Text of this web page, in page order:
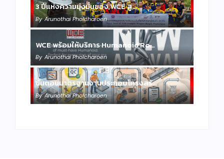
3 ปีแห่งความมุ่งมั่นของ WCE สู…
By Arunothai Pholcharoen
WCE พร้อมให้บริการ Humanoid Ro…
By Arunothai Pholcharoen
ขั้นตอนมาตรฐานงานประกอบโครงสร้…
By Arunothai Pholcharoen